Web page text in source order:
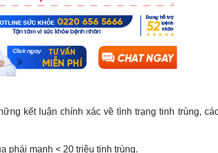
kết luận chính xác về tình trạng tinh trùng,
phái mạnh < 20 triệu tinh trùng.